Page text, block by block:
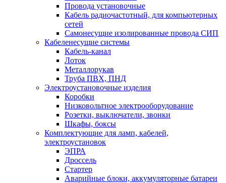
Провода установочные
Кабель радиочастотный, для компьютерных
сетей
Самонесущие изолированные провода СИП
Кабеленесущие системы
Кабель-канал
Лоток
Металлорукав
Труба ПВХ, ПНД
Электроустановочные изделия
Коробки
Низковольтное электрооборудование
Розетки, выключатели, звонки
Шкафы, боксы
Комплектующие для ламп, кабелей,
электроустановок
ЭПРА
Дроссель
Стартер
Аварийные блоки, аккумуляторные батареи